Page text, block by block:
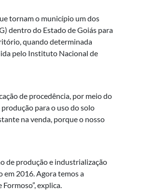
tornam o município um dos
dentro do Estado de Goiás para
quando determinada
pelo Instituto Nacional de
de procedência, por meio do
para o uso do solo
na venda, porque o nosso
de produção e industrialização
em 2016. Agora temos a
explica.